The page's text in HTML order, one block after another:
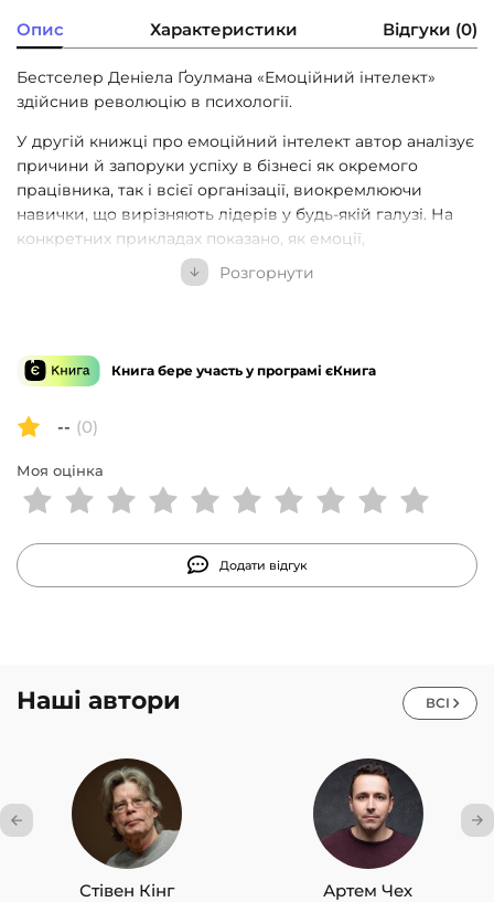
Опис Характеристики Відгуки (0)
Бестселер Деніела Ґоулмана «Емоційний інтелект»
здійснив революцію в психології.
У другій книжці про емоційний інтелект автор аналізує
причини й запоруки успіху в бізнесі як окремого
працівника, так і всієї організації, виокремлюючи
навички, що вирізняють лідерів у будь-якій галузі. На
конкретних прикладах показано, як емоції,
самоконтроль, комунікативні навички й здатність
працювати в команді — тобто емоційний інтелект —
досвід. І що вища посада людини, то вагоміші ці
навички.
Ґоулман наголошує на тому, що всі ми маємо потенціал
нашої кар’єри, а також дає нам рекомендації щодо
підвищення власної ефективності.
Розгорнути
Книга бере участь у програмі єКнига
-- (0)
Моя оцінка
Додати відгук
Наші автори ВСІ
Стівен Кінг Артем Чех